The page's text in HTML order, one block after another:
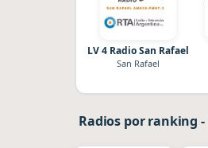
LV 4 Radio San Rafael
San Rafael
Radios por ranking -